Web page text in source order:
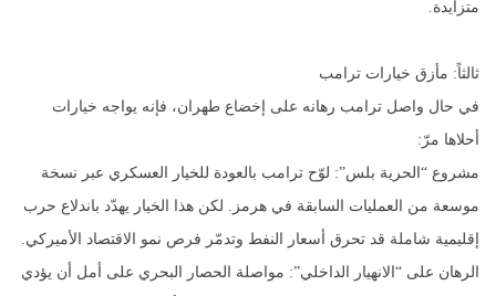
متزايدة.
ثالثاً: مأزق خيارات ترامب
في حال واصل ترامب رهانه على إخضاع طهران، فإنه يواجه خيارات
أحلاها مرّ:
مشروع “الحرية بلس”: لوّح ترامب بالعودة للخيار العسكري عبر نسخة
موسعة من العمليات السابقة في هرمز. لكن هذا الخيار يهدّد باندلاع حرب
إقليمية شاملة قد تحرق أسعار النفط وتدمّر فرص نمو الاقتصاد الأميركي.
الرهان على “الانهيار الداخلي”: مواصلة الحصار البحري على أمل أن يؤدي